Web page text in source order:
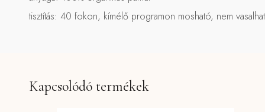
tisztítás: 40 fokon, kímélő programon mosható, nem
Kapcsolódó termékek